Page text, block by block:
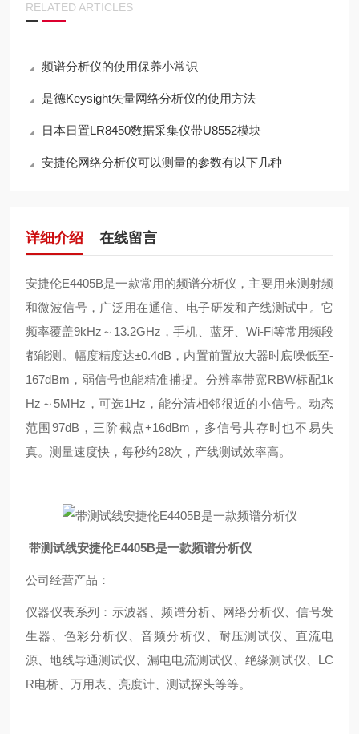
RELATED ARTICLES
频谱分析仪的使用保养小常识
是德Keysight矢量网络分析仪的使用方法
日本日置LR8450数据采集仪带U8552模块
安捷伦网络分析仪可以测量的参数有以下几种
详细介绍 在线留言
安捷伦E4405B是一款常用的频谱分析仪，主要用来测射频
和微波信号，广泛用在通信、电子研发和产线测试中。它
频率覆盖9kHz～13.2GHz，手机、蓝牙、Wi‑Fi等常用频段
都能测。幅度精度达±0.4dB，内置前置放大器时底噪低至-
167dBm，弱信号也能精准捕捉。分辨率带宽RBW标配1k
Hz～5MHz，可选1Hz，能分清相邻很近的小信号。动态
范围97dB，三阶截点+16dBm，多信号共存时也不易失
真。测量速度快，每秒约28次，产线测试效率高。
带测试线安捷伦E4405B是一款频谱分析仪
公司经营产品：
仪器仪表系列：示波器、频谱分析、网络分析仪、信号发
生器、色彩分析仪、音频分析仪、耐压测试仪、直流电
源、地线导通测试仪、漏电电流测试仪、绝缘测试仪、LC
R电桥、万用表、亮度计、测试探头等等。